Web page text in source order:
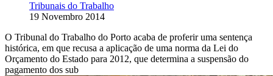
Tribunais do Trabalho
19 Novembro 2014
O Tribunal do Trabalho do Porto acaba de proferir uma sentença
histórica, em que recusa a aplicação de uma norma da Lei do
Orçamento do Estado para 2012, que determina a suspensão do
pagamento dos sub